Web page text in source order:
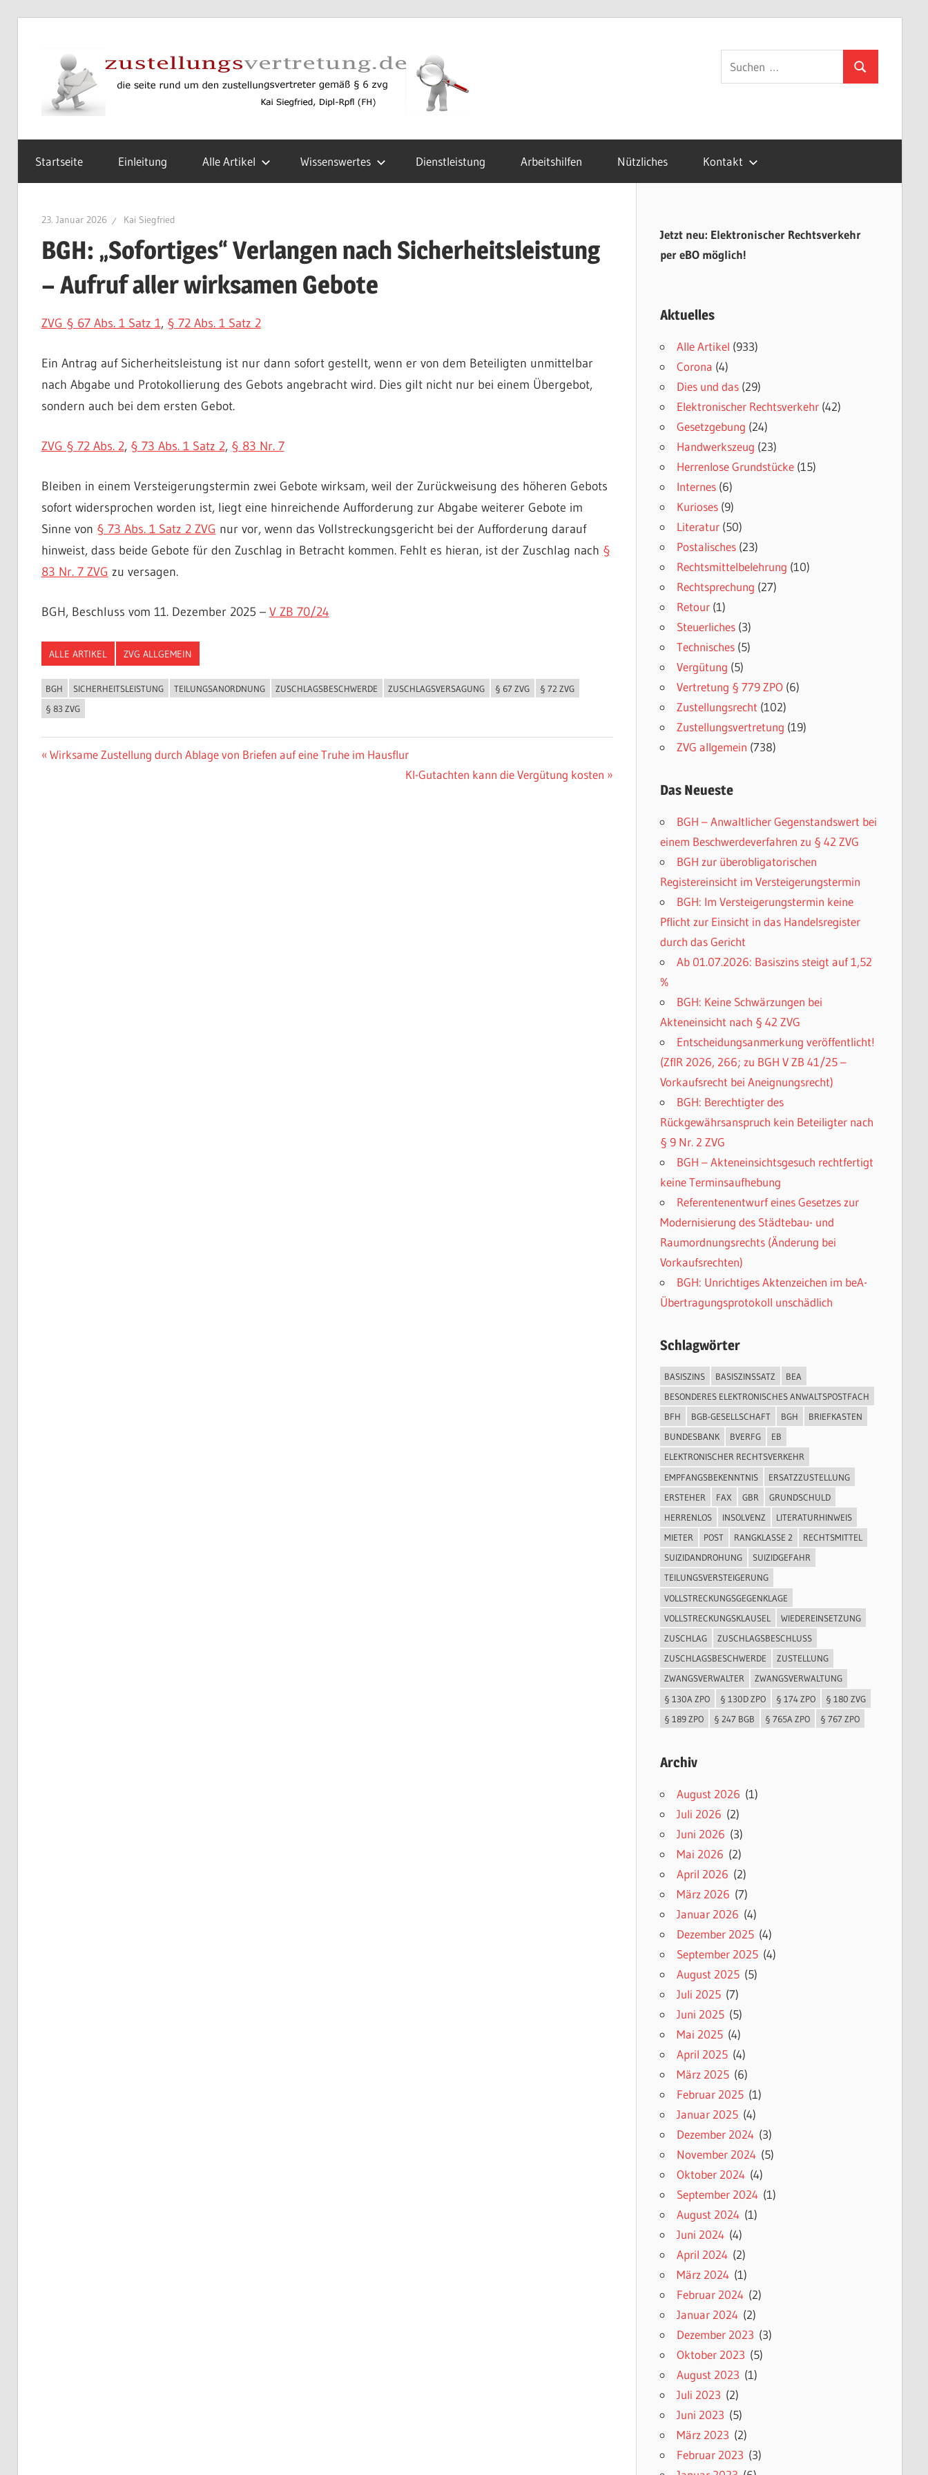
zustellungsvertretung.de
um
den
Zustellungsvertreter
§
6
ZVG
Suchen
nach:
Suchen
Startseite Einleitung Alle Artikel Wissenswertes Dienstleistung Arbeitshilfen Nützliches Kontakt
23. Januar 2026 Kai Siegfried
BGH: „Sofortiges“ Verlangen nach Sicherheitsleistung
– Aufruf aller wirksamen Gebote
ZVG § 67 Abs. 1 Satz 1, § 72 Abs. 1 Satz 2
Ein Antrag auf Sicherheitsleistung ist nur dann sofort gestellt, wenn er von dem Beteiligten unmittelbar
nach Abgabe und Protokollierung des Gebots angebracht wird. Dies gilt nicht nur bei einem Übergebot,
sondern auch bei dem ersten Gebot.
ZVG § 72 Abs. 2, § 73 Abs. 1 Satz 2, § 83 Nr. 7
Bleiben in einem Versteigerungstermin zwei Gebote wirksam, weil der Zurückweisung des höheren Gebots
sofort widersprochen worden ist, liegt eine hinreichende Aufforderung zur Abgabe weiterer Gebote im
Sinne von § 73 Abs. 1 Satz 2 ZVG nur vor, wenn das Vollstreckungsgericht bei der Aufforderung darauf
hinweist, dass beide Gebote für den Zuschlag in Betracht kommen. Fehlt es hieran, ist der Zuschlag nach §
83 Nr. 7 ZVG zu versagen.
BGH, Beschluss vom 11. Dezember 2025 – V ZB 70/24
ALLE ARTIKEL ZVG ALLGEMEIN
BGH SICHERHEITSLEISTUNG TEILUNGSANORDNUNG ZUSCHLAGSBESCHWERDE ZUSCHLAGSVERSAGUNG § 67 ZVG
§ 72 ZVG
§ 83 ZVG
Beitragsnavigation
Vorheriger
Wirksame Zustellung durch Ablage von Briefen auf eine Truhe im Hausflur
Nächster
KI-Gutachten kann die Vergütung kosten
Jetzt neu: Elektronischer Rechtsverkehr
per eBO möglich!
Aktuelles
Alle Artikel (933)
Corona (4)
Dies und das(29)
Elektronischer Rechtsverkehr(42)
Gesetzgebung (24)
Handwerkszeug (23)
Herrenlose Grundstücke(15)
Internes(6)
Kurioses(9)
Literatur(50)
Postalisches(23)
Rechtsmittelbelehrung (10)
Rechtsprechung (27)
Retour(1)
Steuerliches(3)
Technisches(5)
Vergütung (5)
Vertretung § 779 ZPO(6)
Zustellungsrecht (102)
Zustellungsvertretung (19)
ZVG allgemein (738)
Das Neueste
BGH – Anwaltlicher Gegenstandswert bei
einem Beschwerdeverfahren zu § 42 ZVG
BGH zur überobligatorischen
Registereinsicht im Versteigerungstermin
BGH: Im Versteigerungstermin keine
Pflicht zur Einsicht in das Handelsregister
durch das Gericht
Ab 01.07.2026: Basiszins steigt auf 1,52
%
BGH: Keine Schwärzungen bei
Akteneinsicht nach § 42 ZVG
Entscheidungsanmerkung veröffentlicht!
(ZfIR 2026, 266; zu BGH V ZB 41/25 –
Vorkaufsrecht bei Aneignungsrecht)
BGH: Berechtigter des
Rückgewährsanspruch kein Beteiligter nach
§ 9 Nr. 2 ZVG
BGH – Akteneinsichtsgesuch rechtfertigt
keine Terminsaufhebung
Referentenentwurf eines Gesetzes zur
Modernisierung des Städtebau- und
Raumordnungsrechts (Änderung bei
Vorkaufsrechten)
BGH: Unrichtiges Aktenzeichen im beA-
Übertragungsprotokoll unschädlich
Schlagwörter
BASISZINS BASISZINSSATZ
BEA
BESONDERES ELEKTRONISCHES ANWALTSPOSTFACH
BFH
BGB-GESELLSCHAFT BGH
BRIEFKASTEN
BUNDESBANK
BVERFG
EB
ELEKTRONISCHER RECHTSVERKEHR
EMPFANGSBEKENNTNIS
ERSATZZUSTELLUNG
ERSTEHER
FAX GBR
GRUNDSCHULD
HERRENLOS
INSOLVENZ
LITERATURHINWEIS
MIETER
POST RANGKLASSE 2
RECHTSMITTEL
SUIZIDANDROHUNG
SUIZIDGEFAHR
TEILUNGSVERSTEIGERUNG
VOLLSTRECKUNGSGEGENKLAGE
VOLLSTRECKUNGSKLAUSEL
WIEDEREINSETZUNG
ZUSCHLAG
ZUSCHLAGSBESCHLUSS
ZUSCHLAGSBESCHWERDE
ZUSTELLUNG
ZWANGSVERWALTER
ZWANGSVERWALTUNG
§ 130A ZPO
§ 130D ZPO § 174 ZPO
§ 180 ZVG
§ 189 ZPO
§ 247 BGB § 765A ZPO § 767 ZPO
Archiv
August 2026 (1)
Juli 2026 (2)
Juni 2026 (3)
Mai 2026 (2)
April 2026 (2)
März 2026 (7)
Januar 2026 (4)
Dezember 2025(4)
September 2025(4)
August 2025(5)
Juli 2025(7)
Juni 2025(5)
Mai 2025(4)
April 2025(4)
März 2025(6)
Februar 2025(1)
Januar 2025(4)
Dezember 2024(3)
November 2024(5)
Oktober 2024(4)
September 2024(1)
August 2024(1)
Juni 2024(4)
April 2024(2)
März 2024(1)
Februar 2024(2)
Januar 2024(2)
Dezember 2023 (3)
Oktober 2023 (5)
August 2023 (1)
Juli 2023 (2)
Juni 2023 (5)
März 2023 (2)
Februar 2023 (3)